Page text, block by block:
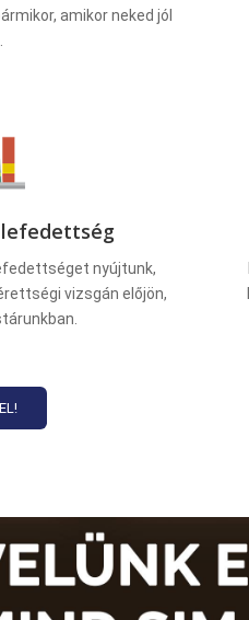
amikor neked jól
lefedettség
nyújtunk,
vizsgán előjön,